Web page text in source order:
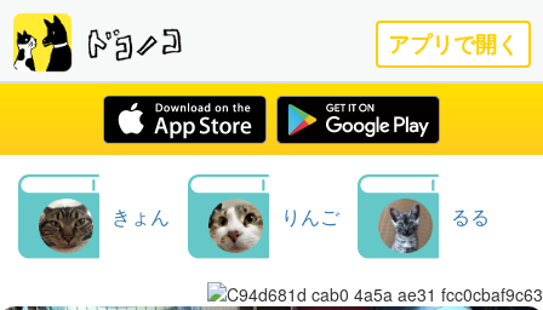
アプリで開く
きょん りんご るる